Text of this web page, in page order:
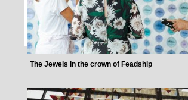
The Jewels in the crown of Feadship